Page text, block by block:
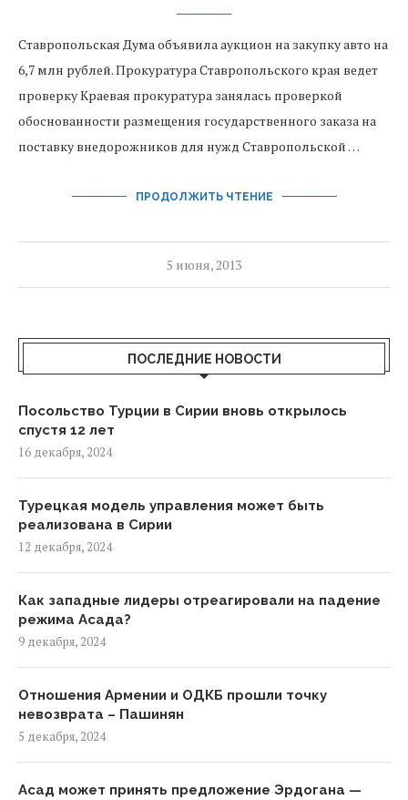
Ставропольская Дума объявила аукцион на закупку авто на
6,7 млн рублей. Прокуратура Ставропольского края ведет
проверку Краевая прокуратура занялась проверкой
обоснованности размещения государственного заказа на
поставку внедорожников для нужд Ставропольской …
ПРОДОЛЖИТЬ ЧТЕНИЕ
5 июня, 2013
ПОСЛЕДНИЕ НОВОСТИ
Посольство Турции в Сирии вновь открылось
спустя 12 лет
16 декабря, 2024
Турецкая модель управления может быть
реализована в Сирии
12 декабря, 2024
Как западные лидеры отреагировали на падение
режима Асада?
9 декабря, 2024
Отношения Армении и ОДКБ прошли точку
невозврата – Пашинян
5 декабря, 2024
Асад может принять предложение Эрдогана —